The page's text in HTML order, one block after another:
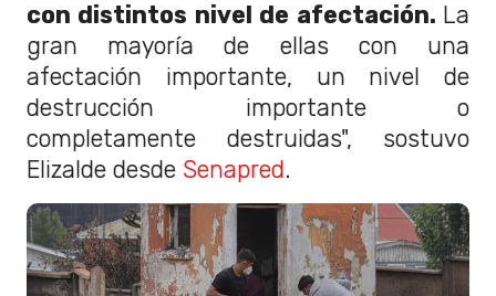
con distintos nivel de afectación. La
gran mayoría de ellas con una
afectación importante, un nivel de
destrucción importante o
completamente destruidas", sostuvo
Elizalde desde Senapred.